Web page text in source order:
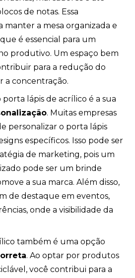
de notas. Essa
manter a mesa organizada e
é essencial para um
produtivo. Um espaço bem
para a redução do
a concentração.
lápis de acrílico é a sua
. Muitas empresas
personalizar o porta lápis
específicos. Isso pode ser
de marketing, pois um
pode ser um brinde
a sua marca. Além disso,
de destaque em eventos,
onde a visibilidade da
também é uma opção
. Ao optar por produtos
você contribui para a